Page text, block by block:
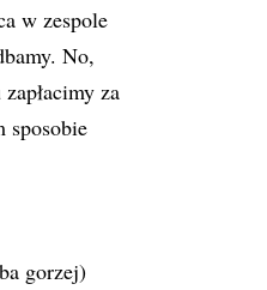
w zespole
No,
za
sposobie
gorzej)